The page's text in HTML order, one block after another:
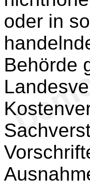
oder in
Behörde